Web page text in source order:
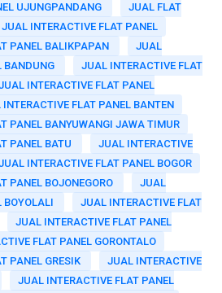
UJUNGPANDANG
JUAL FLAT
JUAL INTERACTIVE FLAT PANEL
PANEL BALIKPAPAN
JUAL
BANDUNG
JUAL INTERACTIVE FLAT
INTERACTIVE FLAT PANEL
FLAT PANEL BANTEN
PANEL BANYUWANGI JAWA TIMUR
PANEL BATU
JUAL INTERACTIVE
INTERACTIVE FLAT PANEL BOGOR
PANEL BOJONEGORO
JUAL
BOYOLALI
JUAL INTERACTIVE FLAT
JUAL INTERACTIVE FLAT PANEL
FLAT PANEL GORONTALO
PANEL GRESIK
JUAL INTERACTIVE
JUAL INTERACTIVE FLAT PANEL